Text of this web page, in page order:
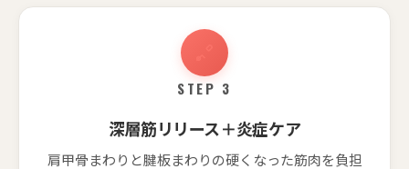
STEP 3
深層筋リリース＋炎症ケア
肩甲骨まわりと腱板まわりの硬くなった筋肉を負担